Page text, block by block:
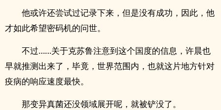
他或许还尝试过记录下来，但是没有成功，因此，他
才如此希望密码机的问世。
不过……关于克苏鲁注意到这个国度的信息，许晨也
早就推测出来了，毕竟，世界范围内，也就这片地方针对
疫病的响应速度最快。
那变异真菌还没领域展开呢，就被铲没了。